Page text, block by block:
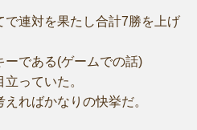
連対を果たし合計7勝を上げ
である(ゲームでの話)
っていた。
ればかなりの快挙だ。